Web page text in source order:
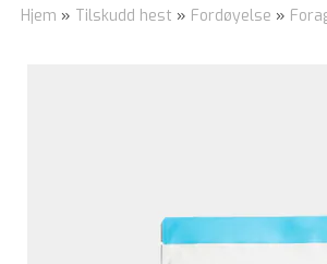
Hjem » Tilskudd hest » Fordøyelse »